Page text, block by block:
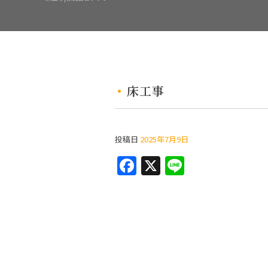
床工事
投稿日 2025年7月9日
F X